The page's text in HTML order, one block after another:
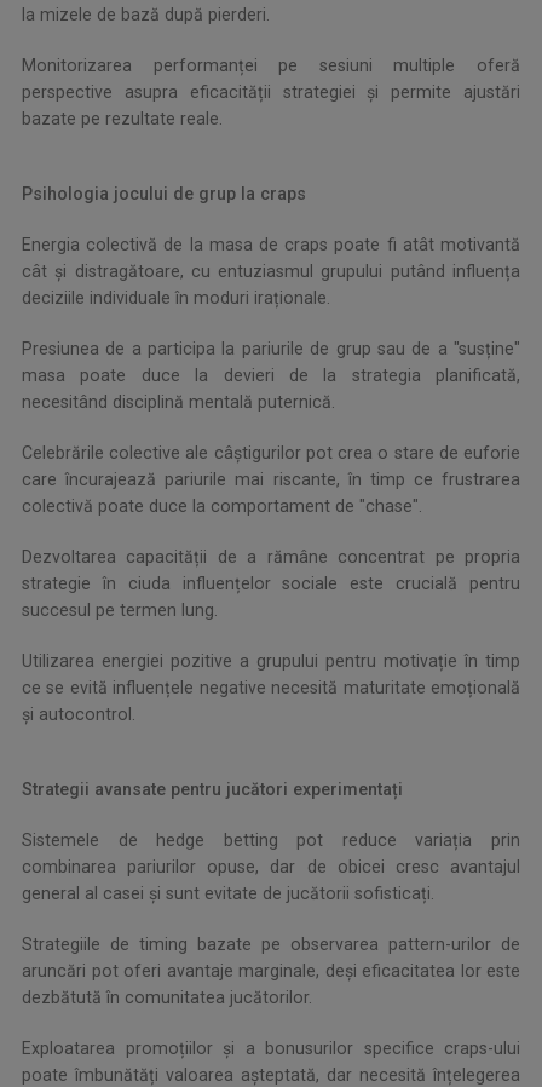
la mizele de bază după pierderi.
Monitorizarea performanței pe sesiuni multiple oferă
perspective asupra eficacității strategiei și permite ajustări
bazate pe rezultate reale.
Psihologia jocului de grup la craps
Energia colectivă de la masa de craps poate fi atât motivantă
cât și distragătoare, cu entuziasmul grupului putând influența
deciziile individuale în moduri iraționale.
Presiunea de a participa la pariurile de grup sau de a "susține"
masa poate duce la devieri de la strategia planificată,
necesitând disciplină mentală puternică.
Celebrările colective ale câștigurilor pot crea o stare de euforie
care încurajează pariurile mai riscante, în timp ce frustrarea
colectivă poate duce la comportament de "chase".
Dezvoltarea capacității de a rămâne concentrat pe propria
strategie în ciuda influențelor sociale este crucială pentru
succesul pe termen lung.
Utilizarea energiei pozitive a grupului pentru motivație în timp
ce se evită influențele negative necesită maturitate emoțională
și autocontrol.
Strategii avansate pentru jucători experimentați
Sistemele de hedge betting pot reduce variația prin
combinarea pariurilor opuse, dar de obicei cresc avantajul
general al casei și sunt evitate de jucătorii sofisticați.
Strategiile de timing bazate pe observarea pattern-urilor de
aruncări pot oferi avantaje marginale, deși eficacitatea lor este
dezbătută în comunitatea jucătorilor.
Exploatarea promoțiilor și a bonusurilor specifice craps-ului
poate îmbunătăți valoarea așteptată, dar necesită înțelegerea